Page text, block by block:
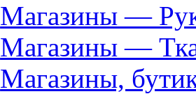
Магазины —
Магазины —
Магазины,